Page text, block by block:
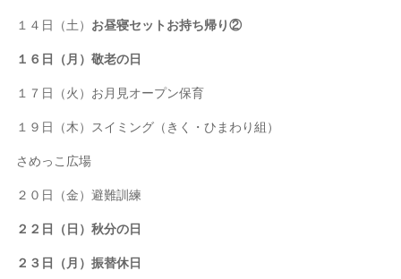
１４日（土） お昼寝セットお持ち帰り②
１６日（月）敬老の日
１７日（火）お月見オープン保育
１９日（木）スイミング（きく・ひまわり組）
さめっこ広場
２０日（金）避難訓練
２２日（日）秋分の日
２３日（月）振替休日